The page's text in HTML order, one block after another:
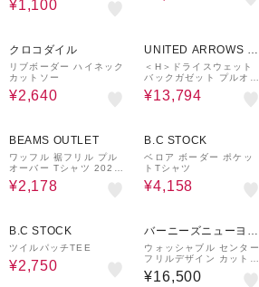
¥1,100
クロコダイル
リブボーダー ハイネック
カットソー
¥2,640
UNITED ARROWS O
UTLET
＜H＞ドライスウェット
バックガゼット プルオー
バー
¥13,794
BEAMS OUTLET
ワッフル 裾フリル プル
オーバー Tシャツ 2025
SS（90～150cm）
¥2,178
B.C STOCK
ベロア ボーダー ポケッ
トTシャツ
¥4,158
B.C STOCK
ツイルパッチTEE
¥2,750
バーニーズニューヨー
ク
ウォッシャブル センター
フリルデザイン カットソ
ー
¥16,500